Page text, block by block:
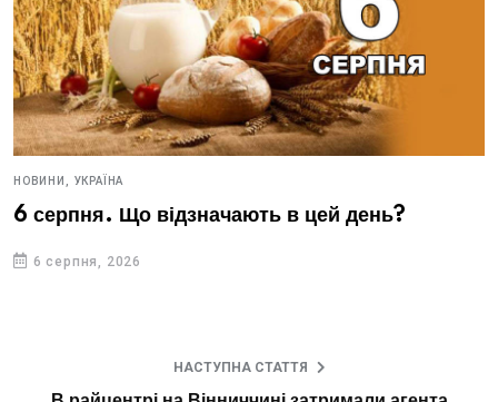
НОВИНИ, УКРАЇНА
6 серпня. Що відзначають в цей день?
6 серпня, 2026
НАСТУПНА СТАТТЯ